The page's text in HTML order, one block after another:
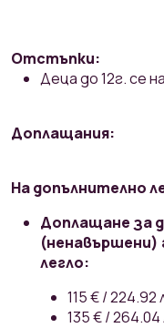
Отстъпки:
Деца до 12г. се
Доплащания:
На допълнително
Доплащане за
(ненавършени)
легло:
115 € /
135 € /